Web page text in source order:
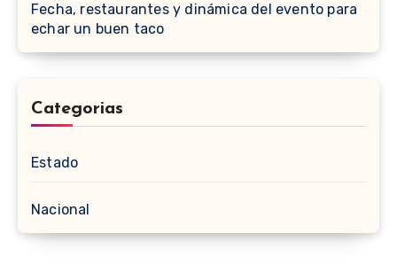
Fecha, restaurantes y dinámica del evento para
echar un buen taco
Categorias
Estado
Nacional